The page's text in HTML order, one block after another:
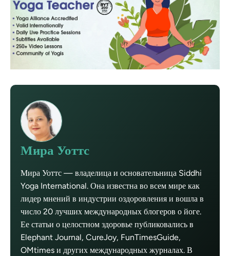
Мира Уоттс
Мира Уоттс — владелица и основательница Siddhi
Yoga International. Она известна во всем мире как
лидер мнений в индустрии оздоровления и вошла в
число 20 лучших международных блогеров о йоге.
Ее статьи о целостном здоровье публиковались в
Elephant Journal, CureJoy, FunTimesGuide,
OMtimes и других международных журналах. В